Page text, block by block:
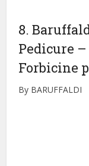
8.
Pedicure
Forbicine
By BARUFFALDI